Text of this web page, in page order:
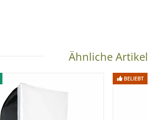
Ähnliche Artikel
BELIEBT